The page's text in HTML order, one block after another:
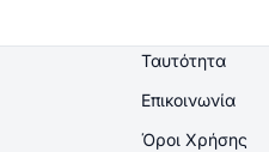
Ταυτότητα
Επικοινωνία
Όροι Χρήσης